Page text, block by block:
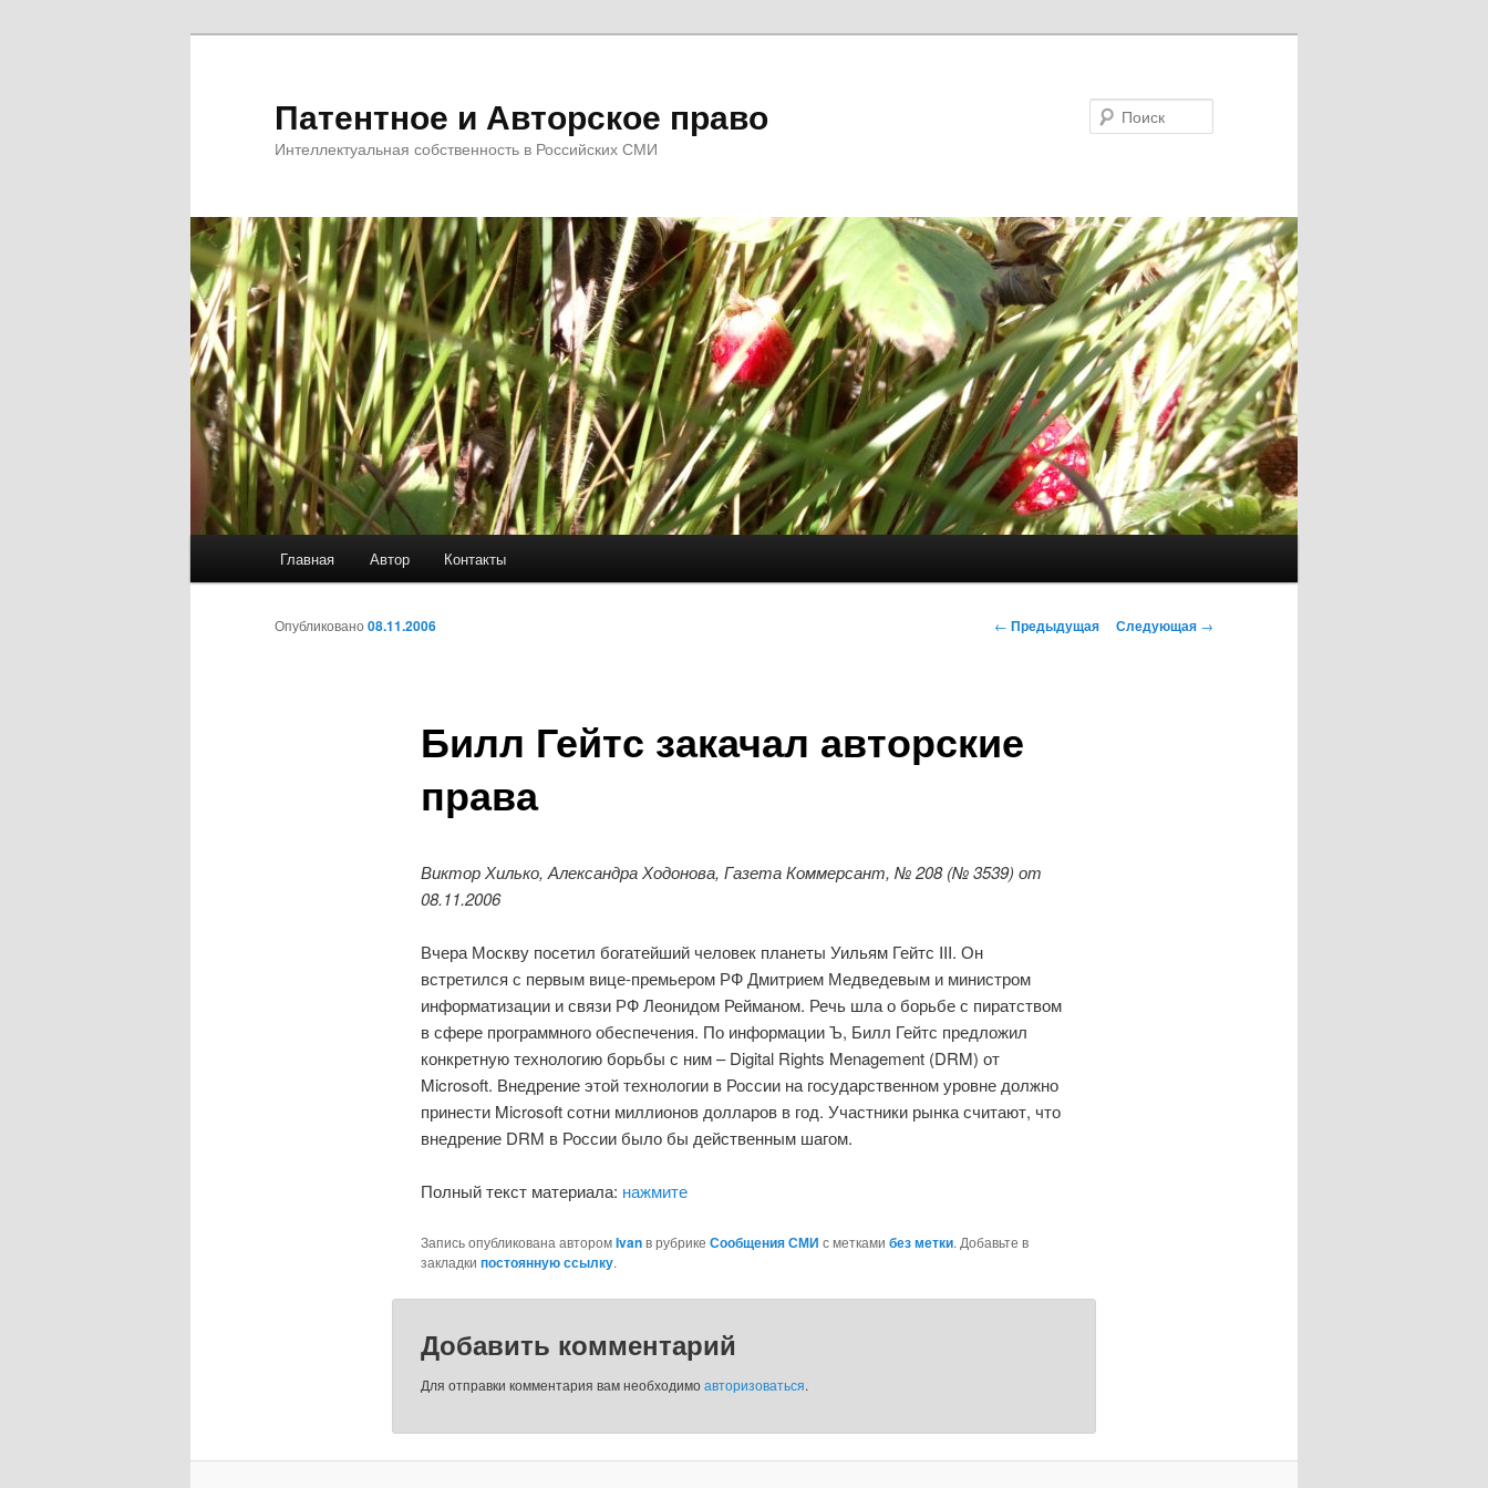
Патентное и Авторское право
Интеллектуальная собственность в Российских СМИ
Главная Автор Контакты
Навигация
← Предыдущая Следующая →
Билл Гейтс закачал авторские
права
Опубликовано 08.11.2006
Виктор Хилько, Александра Ходонова, Газета Коммерсант, № 208 (№ 3539) от
08.11.2006
Вчера Москву посетил богатейший человек планеты Уильям Гейтс III. Он
встретился с первым вице-премьером РФ Дмитрием Медведевым и министром
информатизации и связи РФ Леонидом Рейманом. Речь шла о борьбе с пиратством
в сфере программного обеспечения. По информации Ъ, Билл Гейтс предложил
конкретную технологию борьбы с ним – Digital Rights Menagement (DRM) от
Microsoft. Внедрение этой технологии в России на государственном уровне должно
принести Microsoft сотни миллионов долларов в год. Участники рынка считают, что
внедрение DRM в России было бы действенным шагом.
Полный текст материала: нажмите
Запись опубликована авторомIvanв рубрике Сообщения СМИ с метками без метки. Добавьте в
закладки постоянную ссылку.
Добавить комментарий
Для отправки комментария вам необходимоавторизоваться.